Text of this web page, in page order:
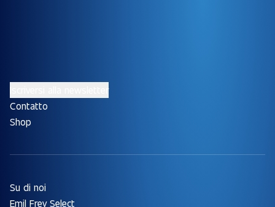
Contatto
Shop
Su di noi
Emil Frey Select